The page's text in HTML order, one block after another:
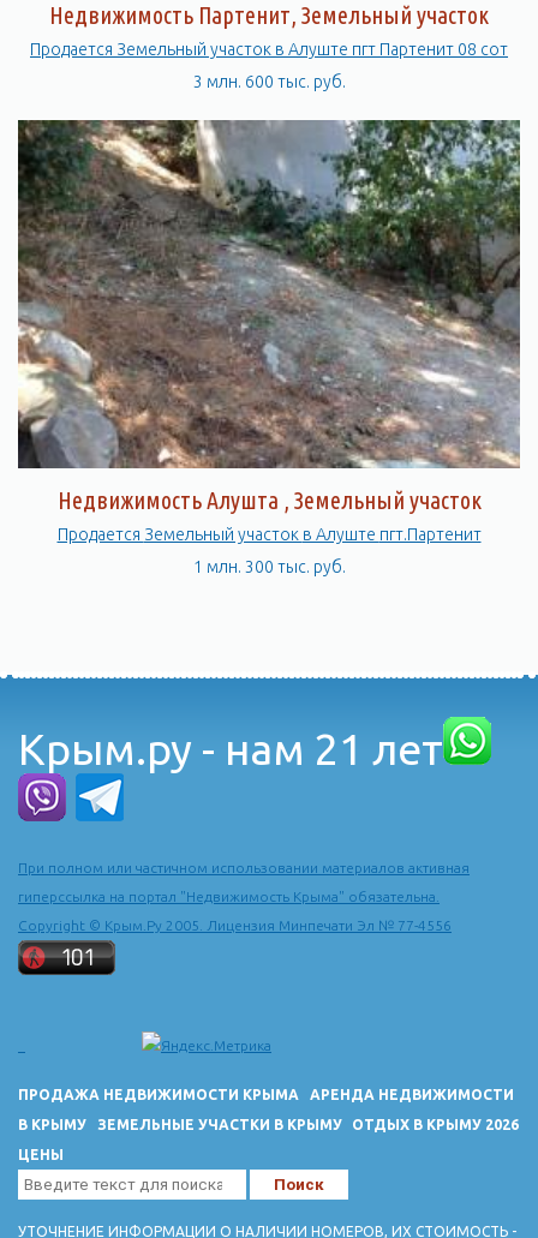
Недвижимость Партенит, Земельный участок
Продается Земельный участок в Алуште пгт Партенит 08 сот
3 млн. 600 тыс. руб.
Недвижимость Алушта , Земельный участок
Продается Земельный участок в Алуште пгт.Партенит
1 млн. 300 тыс. руб.
Крым.ру - нам 21 лет
При полном или частичном использовании материалов активная
гиперссылка на портал "Недвижимость Крыма" обязательна.
Copyright © Крым.Ру 2005. Лицензия Минпечати Эл № 77-4556
ПРОДАЖА НЕДВИЖИМОСТИ КРЫМА
АРЕНДА НЕДВИЖИМОСТИ
В КРЫМУ
ЗЕМЕЛЬНЫЕ УЧАСТКИ В КРЫМУ
ОТДЫХ В КРЫМУ 2026
ЦЕНЫ
УТОЧНЕНИЕ ИНФОРМАЦИИ О НАЛИЧИИ НОМЕРОВ, ИХ СТОИМОСТЬ -